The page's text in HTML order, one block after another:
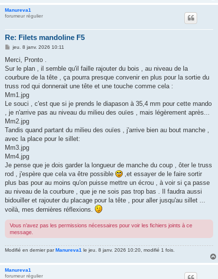
Manureva1
forumeur régulier
Re: Filets mandoline F5
M
s
a
g
jeu. 8 janv. 2026 10:11
Merci, Pronto .
Sur le plan , il semble qu'il faille rajouter du bois , au niveau de la
courbure de la tête , ça pourra presque convenir en plus pour la sortie du
truss rod qui donnerait une tête et une touche comme cela :
Mm1.jpg
Le souci , c'est que si je prends le diapason à 35,4 mm pour cette mando
, je n'arrive pas au niveau du milieu des ouïes , mais légèrement après...
Mm2.jpg
Tandis quand partant du milieu des ouïes , j'arrive bien au bout manche ,
avec la place pour le sillet:
Mm3.jpg
Mm4.jpg
Je pense que je dois garder la longueur de manche du coup , ôter le truss
rod , j'espère que cela va être possible
,et essayer de le faire sortir
plus bas pour au moins qu'on puisse mettre un écrou , à voir si ça passe
au niveau de la courbure , que je ne sois pas trop bas . Il faudra aussi
bidouiller et rajouter du placage pour la tête , pour aller jusqu'au sillet ...
voilà, mes dernières réflexions.
Vous n’avez pas les permissions nécessaires pour voir les fichiers joints à ce
message.
Modifié en dernier parManureva1 le jeu. 8 janv. 2026 10:20, modifié 1 fois.
Manureva1
forumeur régulier